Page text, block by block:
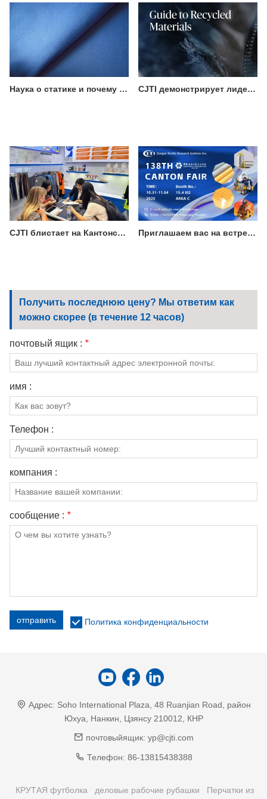
Наука о статике и почему она важна для спецодежды CJTI демонстрирует лидерство в области устойчивого производства, представив сертифицированный прорыв в области экологичного текстиля
CJTI блистает на Кантонской ярмарке: функциональные ткани привлекают внимание технологичным дизайном Приглашаем вас на встречу с лучшими традициями: посетите CJTI на 138-й Кантонской ярмарке
Получить последнюю цену? Мы ответим как
можно скорее (в течение 12 часов)
почтовый ящик : *
имя :
Телефон :
компания :
сообщение : *
отправить Политика конфиденциальности
Адрес: Soho International Plaza, 48 Ruanjian Road, район
Юхуа, Нанкин, Цзянсу 210012, КНР
почтовыйящик: yp@cjti.com
Телефон: 86-13815438388
КРУТАЯ футболка деловые рабочие рубашки
Перчатки из